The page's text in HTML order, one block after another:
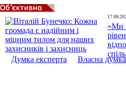
«Ми
Думка експерта Власна думка